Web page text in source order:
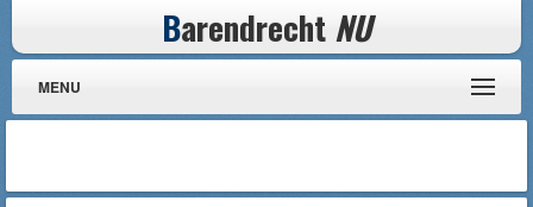
Barendrecht NU
MENU